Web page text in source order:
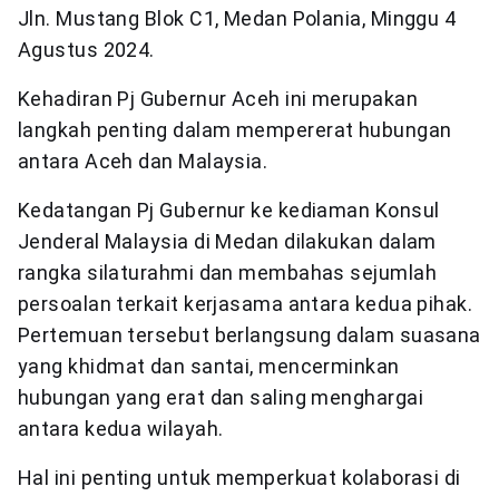
Jln. Mustang Blok C1, Medan Polania, Minggu 4
Agustus 2024.
Kehadiran Pj Gubernur Aceh ini merupakan
langkah penting dalam mempererat hubungan
antara Aceh dan Malaysia.
Kedatangan Pj Gubernur ke kediaman Konsul
Jenderal Malaysia di Medan dilakukan dalam
rangka silaturahmi dan membahas sejumlah
persoalan terkait kerjasama antara kedua pihak.
Pertemuan tersebut berlangsung dalam suasana
yang khidmat dan santai, mencerminkan
hubungan yang erat dan saling menghargai
antara kedua wilayah.
Hal ini penting untuk memperkuat kolaborasi di